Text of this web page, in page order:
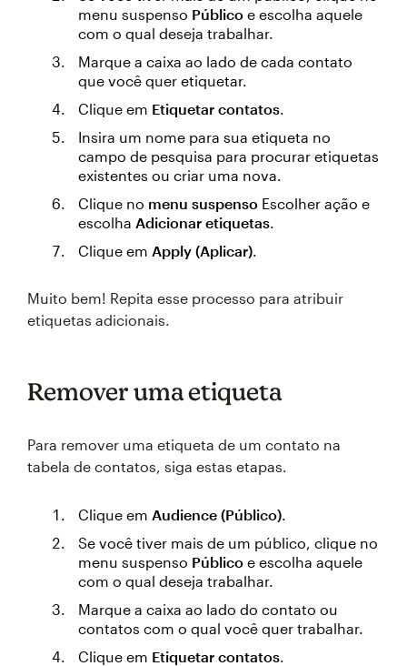
menu suspenso Público e escolha aquele
com o qual deseja trabalhar.
Marque a caixa ao lado de cada contato
que você quer etiquetar.
Clique em Etiquetar contatos
Insira um nome para sua etiqueta no
campo de pesquisa para procurar etiquetas
existentes ou criar uma nova.
Clique no menu suspenso Escolher ação e
escolha Adicionar etiquetas
Clique em Apply (Aplicar)
Muito bem! Repita esse processo para atribuir
etiquetas adicionais.
Remover uma etiqueta
Para remover uma etiqueta de um contato na
tabela de contatos, siga estas etapas.
Clique em Audience (Público)
Se você tiver mais de um público, clique no
menu suspenso Público e escolha aquele
com o qual deseja trabalhar.
Marque a caixa ao lado do contato ou
contatos com o qual você quer trabalhar.
Clique em Etiquetar contatos